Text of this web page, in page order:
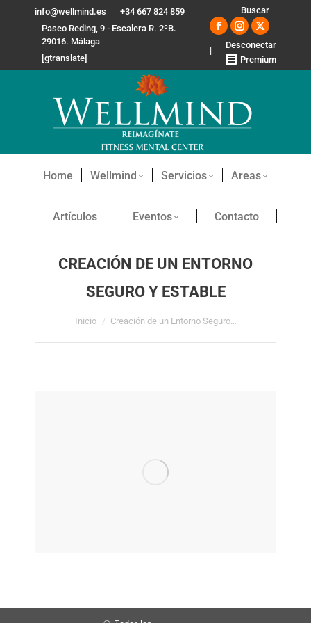
info@wellmind.es
+34 667 824 859
Paseo Reding, 9 - Escalera R. 2ºB.
29016. Málaga
[gtranslate]
Buscar:
Buscar
Facebook
page
opens
new
window
Instagram
page
opens
new
window
X
page
opens
|
Desconectar
Premium
Home Wellmind Servicios Areas
Artículos Eventos Contacto
CREACIÓN DE UN ENTORNO
SEGURO Y ESTABLE
Estás aquí:
Inicio Creación de un Entorno Seguro…